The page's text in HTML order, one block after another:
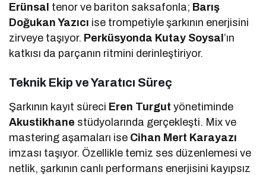
Erünsal tenor ve bariton saksafonla; Barış
Doğukan Yazıcı ise trompetiyle şarkının enerjisini
zirveye taşıyor. Perküsyonda Kutay Soysal’ın
katkısı da parçanın ritmini derinleştiriyor.
Teknik Ekip ve Yaratıcı Süreç
Şarkının kayıt süreci Eren Turgut yönetiminde
Akustikhane stüdyolarında gerçekleşti. Mix ve
mastering aşamaları ise Cihan Mert Karayazı
imzası taşıyor. Özellikle temiz ses düzenlemesi ve
netlik, şarkının canlı performans enerjisini kayıpsız